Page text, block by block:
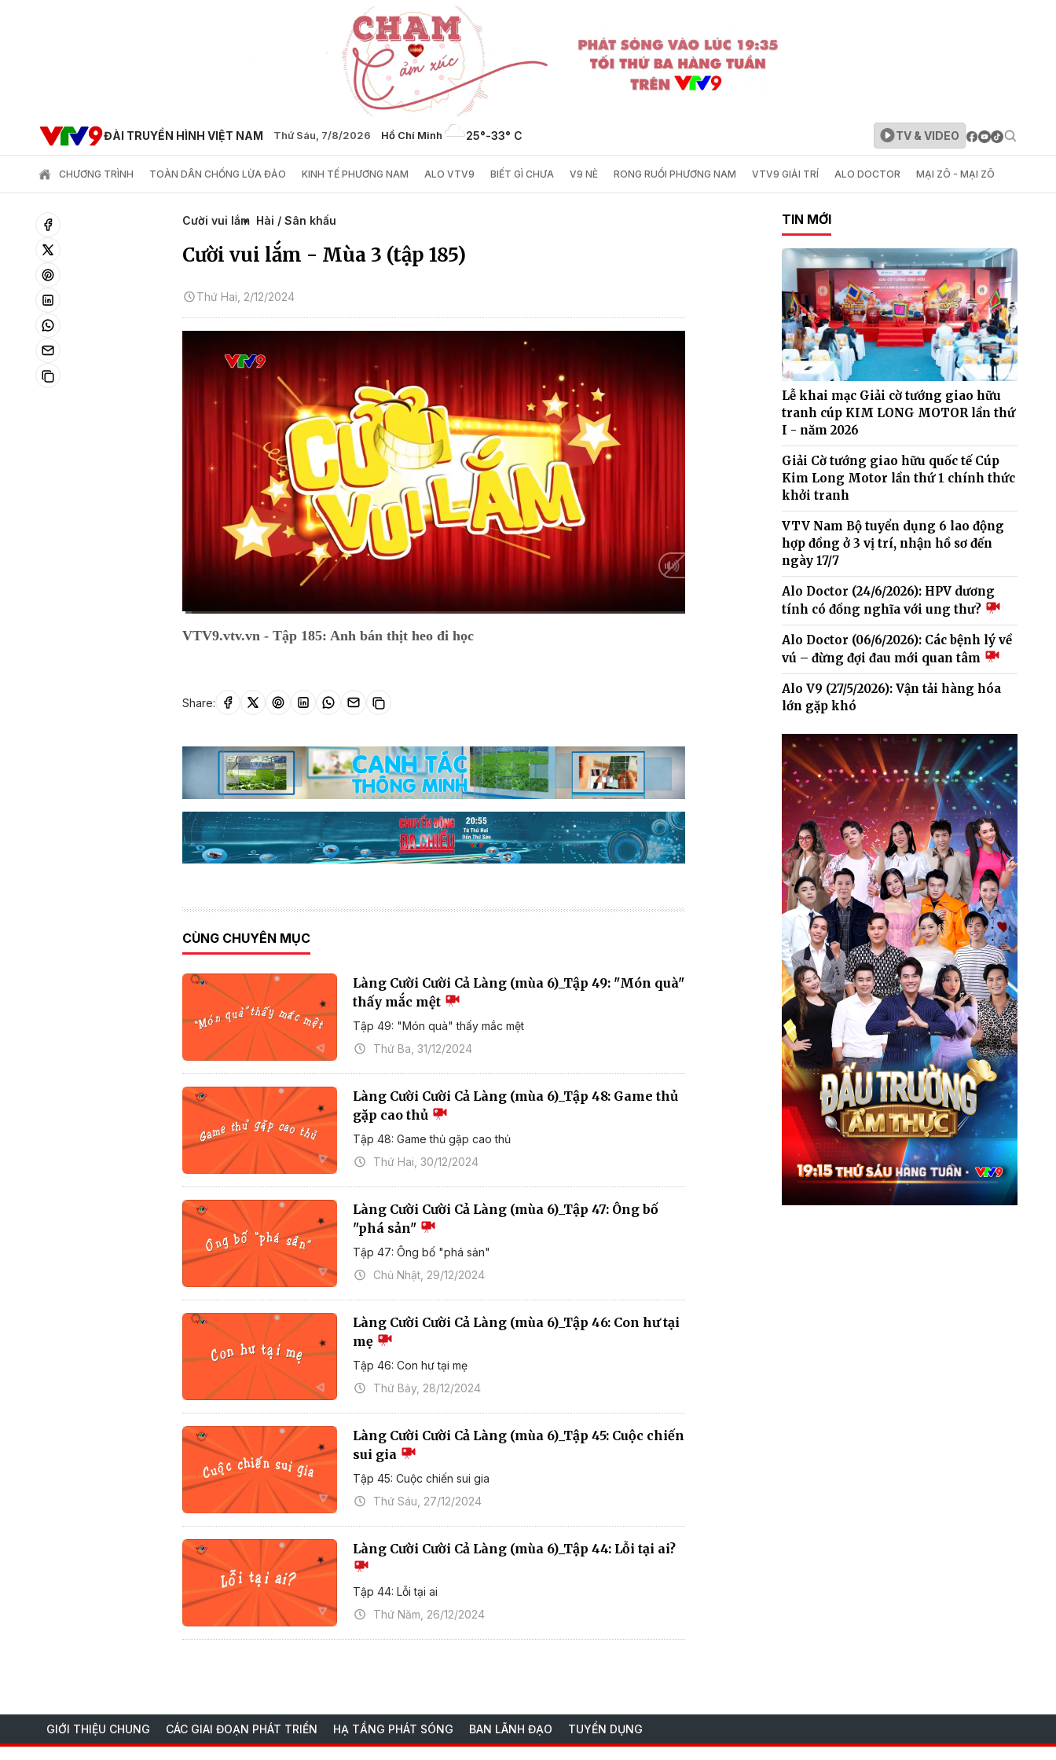
ĐÀI TRUYỀN HÌNH VIỆT NAM Thứ Sáu, 7/8/2026 Hồ Chí Minh 25°-33° C TV & VIDEO
CHƯƠNG TRÌNH TOÀN DÂN CHỐNG LỪA ĐẢO KINH TẾ PHƯƠNG NAM ALO VTV9 BIẾT GÌ CHƯA V9 NÈ RONG RUỔI PHƯƠNG NAM VTV9 GIẢI TRÍ ALO DOCTOR MẠI ZÔ - MẠI ZÔ
Cười vui lắm Hài / Sân khấu
Cười vui lắm - Mùa 3 (tập 185)
Thứ Hai, 2/12/2024
VTV9.vtv.vn - Tập 185: Anh bán thịt heo đi học
Share:
CÙNG CHUYÊN MỤC
Làng Cười Cười Cả Làng (mùa 6)_Tập 49: "Món quà"
thấy mắc mệt
Tập 49: "Món quà" thấy mắc mệt
Thứ Ba, 31/12/2024
Làng Cười Cười Cả Làng (mùa 6)_Tập 48: Game thủ
gặp cao thủ
Tập 48: Game thủ gặp cao thủ
Thứ Hai, 30/12/2024
Làng Cười Cười Cả Làng (mùa 6)_Tập 47: Ông bố
"phá sản"
Tập 47: Ông bố "phá sản"
Chủ Nhật, 29/12/2024
Làng Cười Cười Cả Làng (mùa 6)_Tập 46: Con hư tại
mẹ
Tập 46: Con hư tại mẹ
Thứ Bảy, 28/12/2024
Làng Cười Cười Cả Làng (mùa 6)_Tập 45: Cuộc chiến
sui gia
Tập 45: Cuộc chiến sui gia
Thứ Sáu, 27/12/2024
Làng Cười Cười Cả Làng (mùa 6)_Tập 44: Lỗi tại ai?
Tập 44: Lỗi tại ai
Thứ Năm, 26/12/2024
TIN MỚI
Lễ khai mạc Giải cờ tướng giao hữu
tranh cúp KIM LONG MOTOR lần thứ
I - năm 2026
Giải Cờ tướng giao hữu quốc tế Cúp
Kim Long Motor lần thứ 1 chính thức
khởi tranh
VTV Nam Bộ tuyển dụng 6 lao động
hợp đồng ở 3 vị trí, nhận hồ sơ đến
ngày 17/7
Alo Doctor (24/6/2026): HPV dương
tính có đồng nghĩa với ung thư?
Alo Doctor (06/6/2026): Các bệnh lý về
vú – đừng đợi đau mới quan tâm
Alo V9 (27/5/2026): Vận tải hàng hóa
lớn gặp khó
GIỚI THIỆU CHUNG CÁC GIAI ĐOẠN PHÁT TRIỂN HẠ TẦNG PHÁT SÓNG BAN LÃNH ĐẠO TUYỂN DỤNG